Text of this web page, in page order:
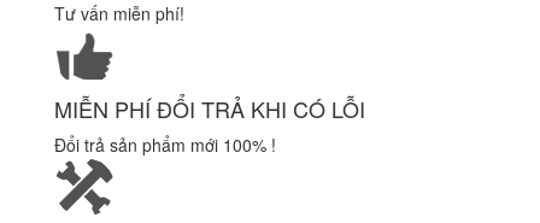
Tư vấn miễn phí!
MIỄN PHÍ ĐỔI TRẢ KHI CÓ LỖI
Đổi trả sản phẩm mới 100% !